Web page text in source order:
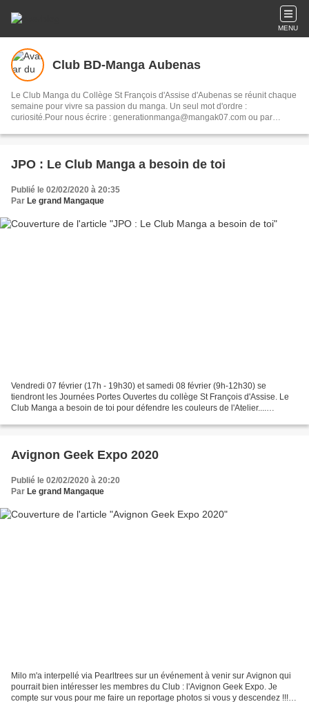
MENU
Club BD-Manga Aubenas
Le Club Manga du Collège St François d'Assise d'Aubenas se réunit chaque
semaine pour vivre sa passion du manga. Un seul mot d'ordre :
curiosité.Pour nous écrire : generationmanga@mangak07.com ou par
Aubenas
JPO : Le Club Manga a besoin de toi
Publié le 02/02/2020 à 20:35
Par Le grand Mangaque
Vendredi 07 février (17h - 19h30) et samedi 08 février (9h-12h30) se
tiendront les Journées Portes Ouvertes du collège St François d'Assise. Le
Club Manga a besoin de toi pour défendre les couleurs de l'Atelier....
Avignon Geek Expo 2020
Publié le 02/02/2020 à 20:20
Par Le grand Mangaque
Milo m'a interpellé via Pearltrees sur un événement à venir sur Avignon qui
pourrait bien intéresser les membres du Club : l'Avignon Geek Expo. Je
compte sur vous pour me faire un reportage photos si vous y descendez !!!